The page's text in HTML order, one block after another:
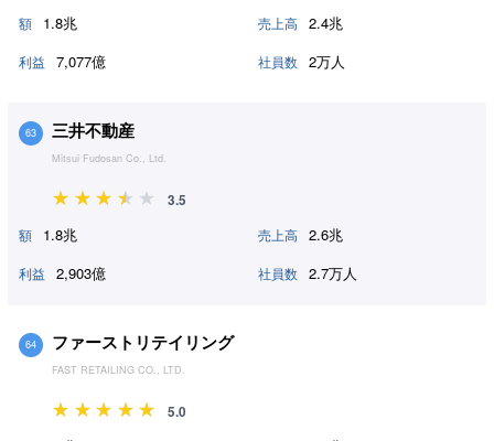
額 1.8兆 売上高 2.4兆
利益 7,077億 社員数 2万人
63 三井不動産
Mitsui Fudosan Co., Ltd.
3.5
額 1.8兆 売上高 2.6兆
利益 2,903億 社員数 2.7万人
64 ファーストリテイリング
FAST RETAILING CO., LTD.
5.0